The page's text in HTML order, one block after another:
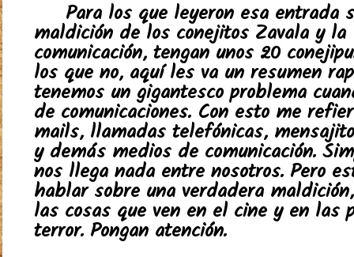
Para los que leyeron esa entrada
maldición de los conejitos Zavala y la
comunicación, tengan unos 20
los que no, aquí les va un resumen
tenemos un gigantesco problema
de comunicaciones. Con esto me
mails, llamadas telefónicas,
y demás medios de comunicación.
nos llega nada entre nosotros. Pero
hablar sobre una verdadera
las cosas que ven en el cine y en las
terror. Pongan atención.